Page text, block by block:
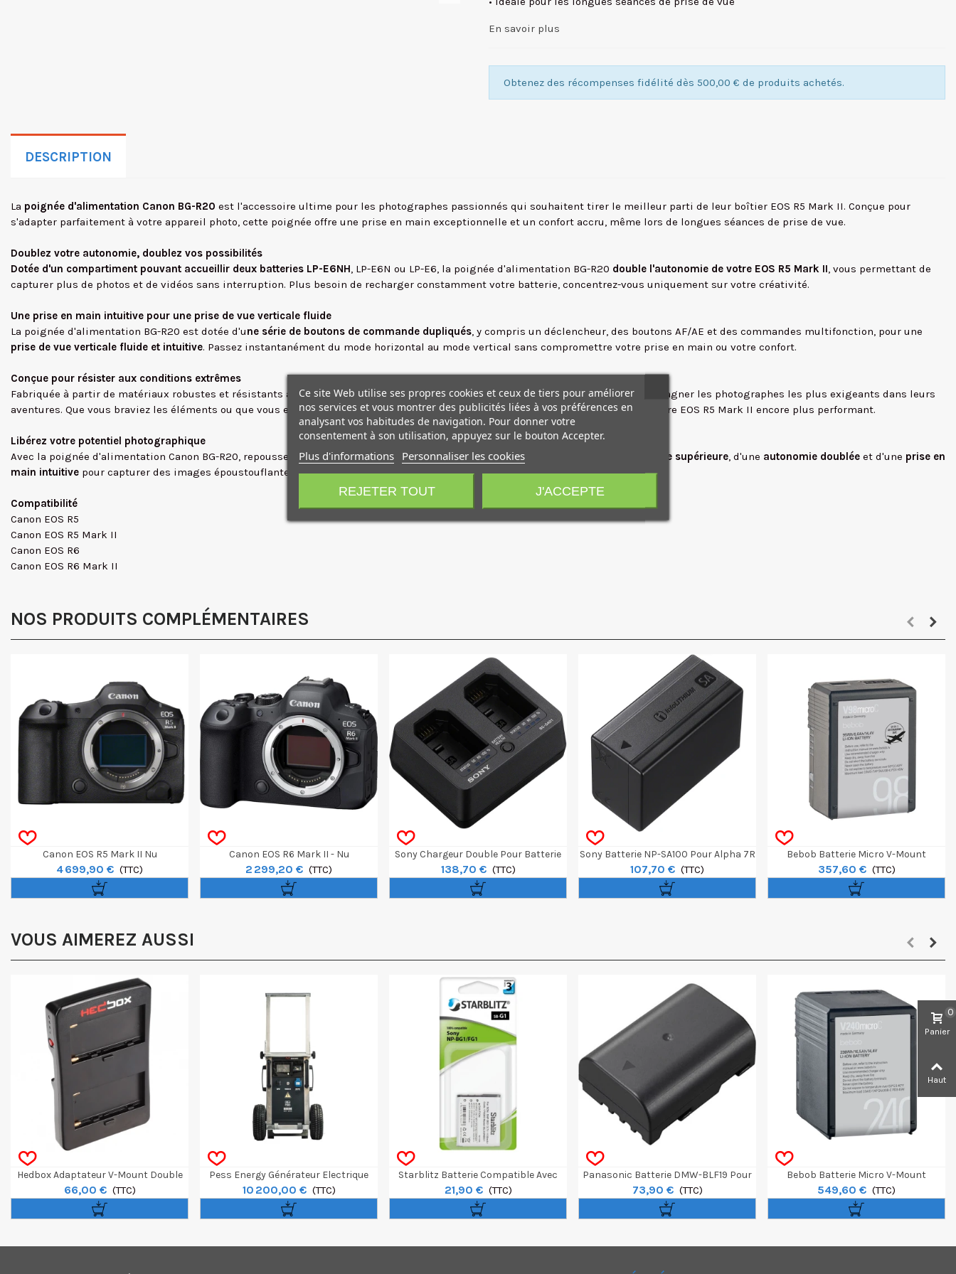
En savoir plus
Obtenez des récompenses fidélité dès 500,00 € de produits achetés.
DESCRIPTION
La poignée d'alimentation Canon BG-R20 est l'accessoire ultime pour les photographes passionnés qui souhaitent tirer le meilleur parti de leur boîtier EOS R5 Mark II. Conçue pour
s'adapter parfaitement à votre appareil photo, cette poignée offre une prise en main exceptionnelle et un confort accru, même lors de longues séances de prise de vue.
Doublez votre autonomie, doublez vos possibilités
Dotée d'un compartiment pouvant accueillir deux batteries LP-E6NH, LP-E6N ou LP-E6, la poignée d'alimentation BG-R20 double l'autonomie de votre EOS R5 Mark II, vous permettant de
capturer plus de photos et de vidéos sans interruption. Plus besoin de recharger constamment votre batterie, concentrez-vous uniquement sur votre créativité.
Une prise en main intuitive pour une prise de vue verticale fluide
La poignée d'alimentation BG-R20 est dotée d'une série de boutons de commande dupliqués, y compris un déclencheur, des boutons AF/AE et des commandes multifonction, pour une
prise de vue verticale fluide et intuitive. Passez instantanément du mode horizontal au mode vertical sans compromettre votre prise en main ou votre confort.
Conçue pour résister aux conditions extrêmes
Fabriquée à partir de matériaux robustes et résistants aux intempéries, la poignée d'alimentation BG-R20 est conçue pour accompagner les photographes les plus exigeants dans leurs
aventures. Que vous braviez les éléments ou que vous exploriez des environnements poussiéreux, cette poignée robuste rendra votre EOS R5 Mark II encore plus performant.
Libérez votre potentiel photographique
Avec la poignée d'alimentation Canon BG-R20, repoussez les limites de votre créativité photographique. Bénéficiez d'une
ergonomie supérieure, d'une autonomie doublée et d'une prise en
main intuitive pour capturer des images époustouflantes, même dans les conditions les plus difficiles.
Compatibilité
Canon EOS R5
Canon EOS R5 Mark II
Canon EOS R6
Canon EOS R6 Mark II
NOS PRODUITS COMPLÉMENTAIRES
Canon EOS R5 Mark II Nu
4 699,90 € (TTC)
Canon EOS R6 Mark II - Nu
2 299,20 € (TTC)
Sony Chargeur Double Pour Batterie
NP-SA100
138,70 € (TTC)
Sony Batterie NP-SA100 Pour Alpha 7R
VI
107,70 € (TTC)
Bebob Batterie Micro V-Mount
V98microC
357,60 € (TTC)
VOUS AIMEREZ AUSSI
Hedbox Adaptateur V-Mount Double
Batterie Sony NP-F
66,00 € (TTC)
Pess Energy Générateur Electrique
Bobine 4kW 5kWh
10 200,00 € (TTC)
Starblitz Batterie Compatible Avec
Sony NP-BG1/FG1
21,90 € (TTC)
Panasonic Batterie DMW-BLF19 Pour
Série GH3/GH4/GH5 Et G9
73,90 € (TTC)
Bebob Batterie Micro V-Mount
V240microC
549,60 € (TTC)
Ce site Web utilise ses propres cookies et ceux de tiers pour améliorer
nos services et vous montrer des publicités liées à vos préférences en
analysant vos habitudes de navigation. Pour donner votre
consentement à son utilisation, appuyez sur le bouton Accepter.
Plus d'informations Personnaliser les cookies
REJETER TOUT J'ACCEPTE
Panier
0
Haut